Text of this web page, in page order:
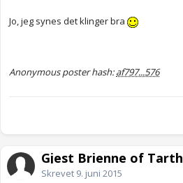
Jo, jeg synes det klinger bra
Anonymous poster hash:af797...576
Gjest Brienne of Tarth
Skrevet 9. juni 2015